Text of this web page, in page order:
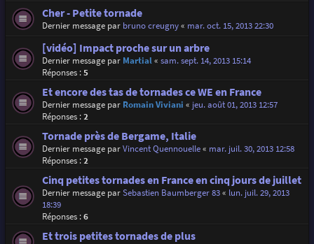
Cher - Petite tornade
Dernier message par bruno creugny« mar. oct. 15, 2013 22:30
[vidéo] Impact proche sur un arbre
Dernier message par Martial« sam. sept. 14, 2013 15:14
Réponses :5
Et encore des tas de tornades ce WE en France
Dernier message par Romain Viviani « jeu. août 01, 2013 12:57
Réponses :2
Tornade près de Bergame, Italie
Dernier message parVincent Quennouelle« mar. juil. 30, 2013 12:58
Réponses :2
Cinq petites tornades en France en cinq jours de juillet
Dernier message parSebastien Baumberger 83« lun. juil. 29, 2013
18:39
Réponses :6
Et trois petites tornades de plus